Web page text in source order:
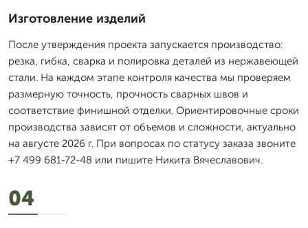
Изготовление изделий
После утверждения проекта запускается производство:
резка, гибка, сварка и полировка деталей из нержавеющей
стали. На каждом этапе контроля качества мы проверяем
размерную точность, прочность сварных швов и
соответствие финишной отделки. Ориентировочные сроки
производства зависят от объемов и сложности, актуально
на августе 2026 г. При вопросах по статусу заказа звоните
+7 499 681-72-48 или пишите Никита Вячеславович.
04